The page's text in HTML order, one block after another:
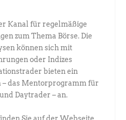
Kanal für regelmäßige
zum Thema Börse. Die
können sich mit
oder Indizes
bieten ein
das Mentorprogramm für
Daytrader – an.
Sie auf der Webseite